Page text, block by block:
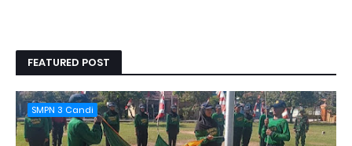
FEATURED POST
SMPN 3 Candi